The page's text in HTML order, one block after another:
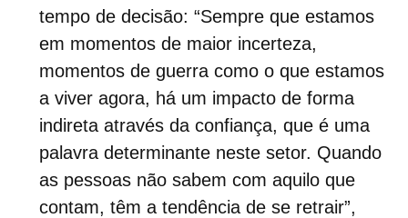
tempo de decisão: “Sempre que estamos
em momentos de maior incerteza,
momentos de guerra como o que estamos
a viver agora, há um impacto de forma
indireta através da confiança, que é uma
palavra determinante neste setor. Quando
as pessoas não sabem com aquilo que
contam, têm a tendência de se retrair”,